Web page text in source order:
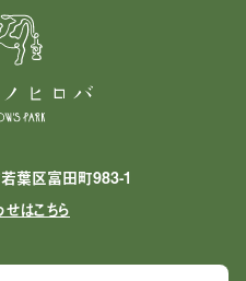
葉区富田町983-1
はこちら